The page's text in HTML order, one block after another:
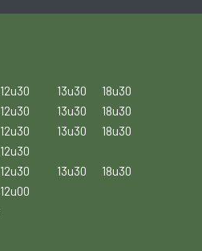
12u30 13u30
18u30
12u30 13u30
18u30
12u30 13u30
18u30
12u30
12u30 13u30
18u30
12u00